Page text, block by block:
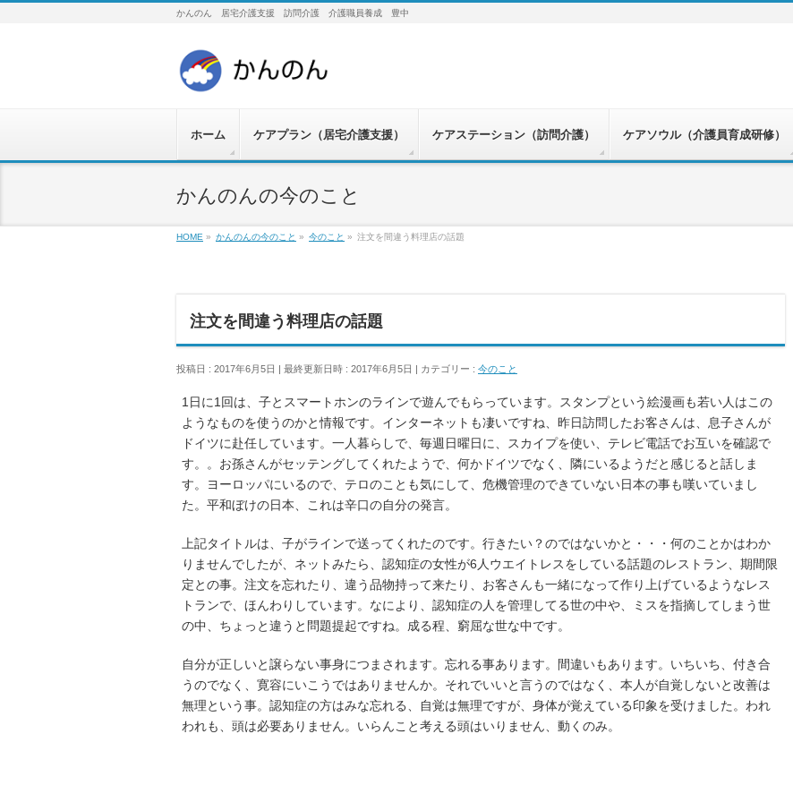
かんのん 居宅介護支援 訪問介護 介護職員養成 豊中
ホーム ケアプラン（居宅介護支援） ケアステーション（訪問介護） ケアソウル（介護員育成研修）
かんのんの今のこと
HOME » かんのんの今のこと » 今のこと » 注文を間違う料理店の話題
注文を間違う料理店の話題
投稿日 : 2017年6月5日 最終更新日時 : 2017年6月5日 カテゴリー : 今のこと
1日に1回は、子とスマートホンのラインで遊んでもらっています。スタンプという絵漫画も若い人はこの
ようなものを使うのかと情報です。インターネットも凄いですね、昨日訪問したお客さんは、息子さんが
ドイツに赴任しています。一人暮らしで、毎週日曜日に、スカイプを使い、テレビ電話でお互いを確認で
す。。お孫さんがセッテングしてくれたようで、何かドイツでなく、隣にいるようだと感じると話しま
す。ヨーロッパにいるので、テロのことも気にして、危機管理のできていない日本の事も嘆いていまし
た。平和ぼけの日本、これは辛口の自分の発言。
上記タイトルは、子がラインで送ってくれたのです。行きたい？のではないかと・・・何のことかはわか
りませんでしたが、ネットみたら、認知症の女性が6人ウエイトレスをしている話題のレストラン、期間限
定との事。注文を忘れたり、違う品物持って来たり、お客さんも一緒になって作り上げているようなレス
トランで、ほんわりしています。なにより、認知症の人を管理してる世の中や、ミスを指摘してしまう世
の中、ちょっと違うと問題提起ですね。成る程、窮屈な世な中です。
自分が正しいと譲らない事身につまされます。忘れる事あります。間違いもあります。いちいち、付き合
うのでなく、寛容にいこうではありませんか。それでいいと言うのではなく、本人が自覚しないと改善は
無理という事。認知症の方はみな忘れる、自覚は無理ですが、身体が覚えている印象を受けました。われ
われも、頭は必要ありません。いらんこと考える頭はいりません、動くのみ。